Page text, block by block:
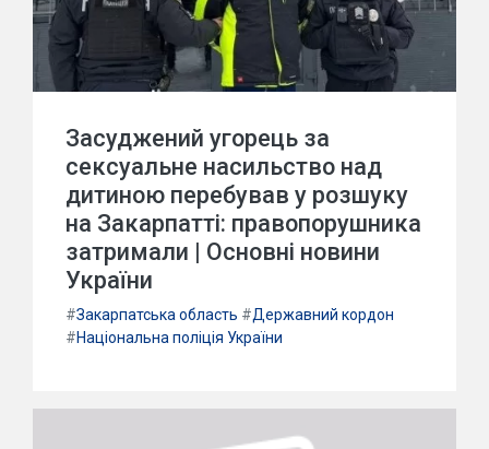
Засуджений угорець за
сексуальне насильство над
дитиною перебував у розшуку
на Закарпатті: правопорушника
затримали | Основні новини
України
#Закарпатська область #Державний кордон
#Національна поліція України